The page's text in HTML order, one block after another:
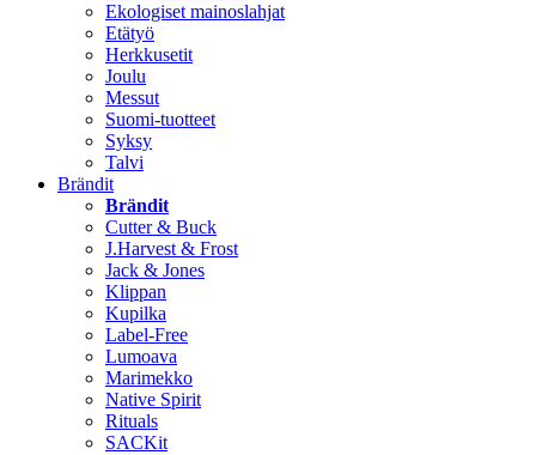
Ekologiset mainoslahjat
Etätyö
Herkkusetit
Joulu
Messut
Suomi-tuotteet
Syksy
Talvi
Brändit
Brändit
Cutter & Buck
J.Harvest & Frost
Jack & Jones
Klippan
Kupilka
Label-Free
Lumoava
Marimekko
Native Spirit
Rituals
SACKit